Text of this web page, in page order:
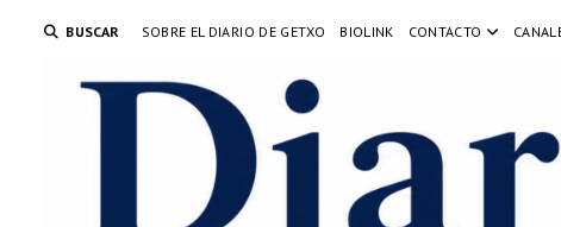
BUSCAR SOBRE EL DIARIO DE GETXO BIOLINK CONTACTO